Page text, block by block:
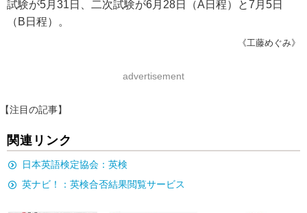
試験が5月31日、二次試験が6月28日（A日程）と7月5日
（B日程）。
《工藤めぐみ》
advertisement
【注目の記事】
関連リンク
日本英語検定協会：英検
英ナビ！：英検合否結果閲覧サービス